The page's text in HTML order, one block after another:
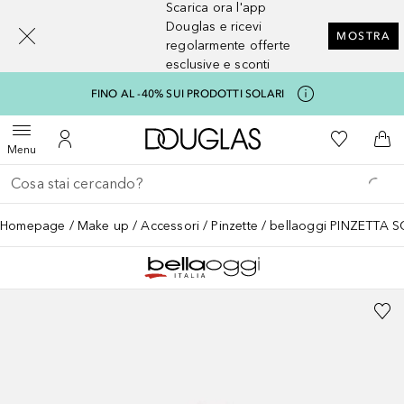
Scarica ora l'app
Douglas e ricevi
regolarmente offerte
esclusive e sconti
MOSTRA
FINO AL -40% SUI PRODOTTI SOLARI
MenuApri menuAl Mio Account
A Douglas HomeAlla Mia
Al
Torna indietro
Esegui ricerca
Homepage Make up Accessori Pinzette bellaoggi PINZETTA
[navigation.slideout.screenreader]